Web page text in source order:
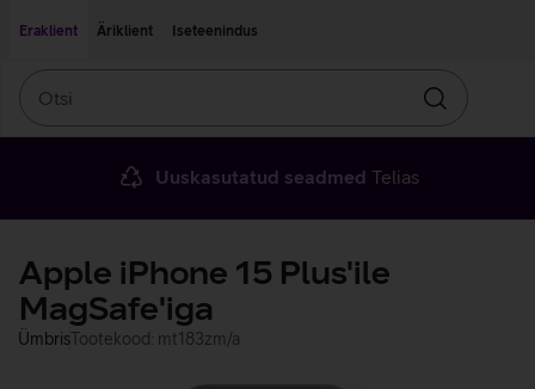
Eraklient
Äriklient Iseteenindus
Otsin
Uuskasutatud seadmed Telias
Apple iPhone 15 Plus'ile
MagSafe'iga
ÜmbrisTootekood: mt183zm/a